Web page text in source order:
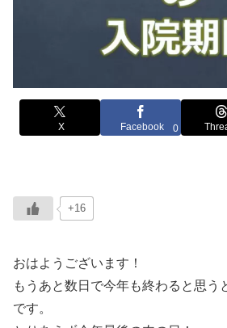
X Facebook 0
+16
おはようございます！
もうあと数日で今年も終わると思う
です。